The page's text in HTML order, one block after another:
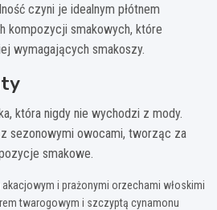
czyni je idealnym płótnem
kompozycji smakowych, które
wymagających smakoszy.
która nigdy nie wychodzi z mody.
sezonowymi owocami, tworząc za
smakowe.
i prażonymi orzechami włoskimi
twarogowym i szczyptą cynamonu